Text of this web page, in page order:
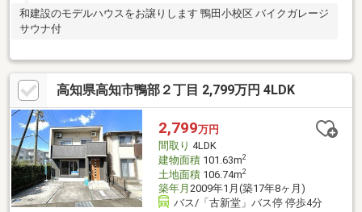
和建設のモデルハウスをお譲りします 鴨田小校区 バイクガレージ
サウナ付
高知県高知市鴨部２丁目 2,799万円 4LDK
2,799万円
間取り 4LDK
建物面積101.63m2
土地面積106.74m2
築年月 2009年1月(築17年8ヶ月)
バス/「古新堂」バス停 停歩4分